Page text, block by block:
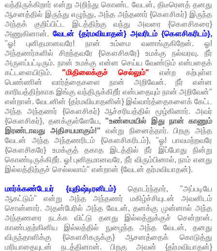
வந்திருக்கிறார் என்று அறிந்து கொண்ட வேடன், திடீரெனத் தனது
ஆசனத்தில் இருந்து எழுந்து, அந்த அந்தணர் {கௌசிகர்} இருந்த
அந்தக் குறிப்பிட்ட இடத்திற்கு வந்து அவரை {கௌசிகரை}
அணுகினான்.வேடன் {தர்மவியாதன்} அவரிடம் {கௌசிகரிடம்},
"ஓ! புனிதமானவரே! நான் உம்மை வணங்குகிறேன். ஓ!
அந்தணர்களில் சிறந்தவரே {கௌசிகரே} உமக்கு நல்வரவு. நீர்
அருளப்பட்டிரும். நான் உமக்கு என்ன செய்ய வேண்டும் என்பதைக்
கட்டளையிடும். "மிதிலைக்குச் செல்லும்" என்ற கற்புள்ள
பெண்ணின் வார்த்தைகளை நான் அறிவேன். நீர் என்ன
காரியத்திற்காக இங்கு வந்திருக்கிறீர் என்பதையும் நான் அறிவேன்"
என்றான். வேடனின் {தர்மவியாதனின்} இவ்வார்த்தைகளைக் கேட்ட
அந்த அந்தணர் {கௌசிகர்} ஆச்சரியத்தில் மூழ்கினார். அவர்
{கௌசிகர்}, தனக்குள்ளேயே, "உண்மையில் இது நான் காணும்
இரண்டாவது அதிசயமாகும்!" என்று நினைத்தார். பிறகு அந்த
வேடன் அந்த அந்தணரிடம் {கௌசிகரிடம்}, "ஓ! பாவமற்றவரே
{கௌசிகரே} உமக்குத் தகாத இடத்தில் நீர் இப்போது நின்று
கொண்டிருக்கிறீர். ஓ! புனிதமானவரே, நீர் விரும்பினால், நாம் எனது
இல்லத்திற்குச் செல்லலாம்" என்றான் {வேடன் தர்மவியாதன்}.
மார்க்கண்டேயர் {யுதிஷ்டிரனிடம்}தொடர்ந்தார், "அப்படியே
ஆகட்டும்" என்று அந்த அந்தணர் மகிழ்ச்சியுடன் அவனிடம்
சொன்னார். அதன்பேரில் அந்த வேடன், தனக்கு முன்னால் அந்த
அந்தணரை நடக்க விட்டு தனது இல்லத்துக்குச் சென்றான்.
காண்பதற்கினிய இல்லத்தில் நுழைந்த அந்த வேடன், தனது
விருந்தாளிக்கு {கௌசிகருக்கு} ஆசனத்தைக் கொடுத்து
மரியாதையுடன் நடத்தினான். பிறகு அவன் {தர்மவியாதன்}